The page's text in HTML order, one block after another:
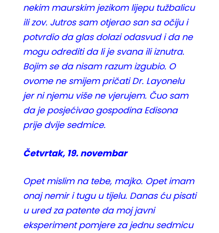
nekim maurskim jezikom lijepu tužbalicu
ili zov. Jutros sam otjerao san sa očiju i
potvrdio da glas dolazi odasvud i da ne
mogu odrediti da li je svana ili iznutra.
Bojim se da nisam razum izgubio. O
ovome ne smijem pričati Dr. Layonelu
jer ni njemu više ne vjerujem. Čuo sam
da je posjećivao gospodina Edisona
prije dvije sedmice.
Četvrtak, 19. novembar
Opet mislim na tebe, majko. Opet imam
onaj nemir i tugu u tijelu. Danas ću pisati
u ured za patente da moj javni
eksperiment pomjere za jednu sedmicu